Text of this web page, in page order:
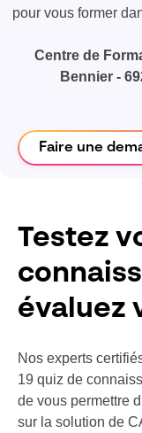
pour vous former
Centre de
Bennier -
Faire une
Testez
évaluez
Nos experts
19 quiz de
de vous permettre
sur la solution de